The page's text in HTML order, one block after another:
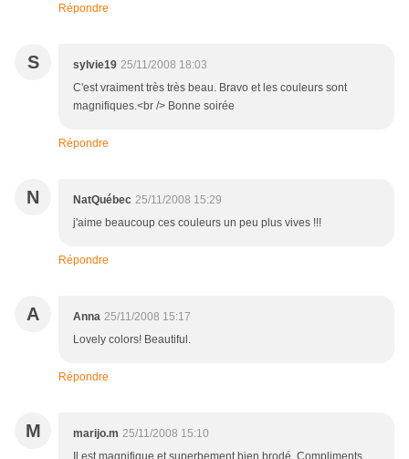
Répondre
S sylvie19 25/11/2008 18:03
C'est vraiment très très beau. Bravo et les couleurs sont
magnifiques.<br /> Bonne soirée
Répondre
N NatQuébec 25/11/2008 15:29
j'aime beaucoup ces couleurs un peu plus vives !!!
Répondre
A Anna 25/11/2008 15:17
Lovely colors! Beautiful.
Répondre
M marijo.m 25/11/2008 15:10
Il est magnifique et superbement bien brodé. Compliments.